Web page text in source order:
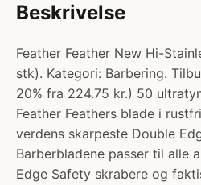
Beskrivelse
Feather Feather New Hi-
stk). Kategori: Barbering.
20% fra 224.75 kr.) 50
Feather Feathers blade i
verdens skarpeste Double
Barberbladene passer til alle
Edge Safety skrabere og